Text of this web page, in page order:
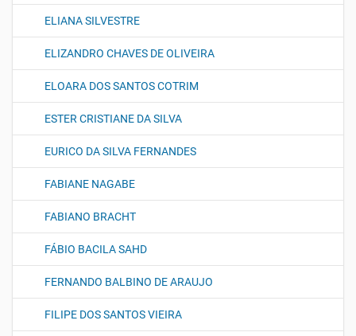
ELIANA SILVESTRE
ELIZANDRO CHAVES DE OLIVEIRA
ELOARA DOS SANTOS COTRIM
ESTER CRISTIANE DA SILVA
EURICO DA SILVA FERNANDES
FABIANE NAGABE
FABIANO BRACHT
FÁBIO BACILA SAHD
FERNANDO BALBINO DE ARAUJO
FILIPE DOS SANTOS VIEIRA